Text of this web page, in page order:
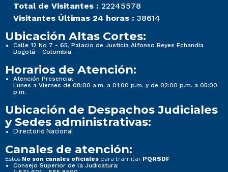
Total de Visitantes : 22245578
Visitantes Últimas 24 horas : 38614
Ubicación Altas Cortes:
Calle 12 No 7 - 65, Palacio de Justicia Alfonso Reyes Echandía
Bogotá - Colombia
Horarios de Atención:
Atención Presencial:
Lunes a Viernes de 08:00 a.m. a 01:00 p.m. y de 02:00 p.m. a 05:00
p.m.
Ubicación de Despachos Judiciales
y Sedes administrativas:
Directorio Nacional
Canales de atención:
Estos No son canales oficiales para tramitar PQRSDF
Consejo Superior de la Judicatura: